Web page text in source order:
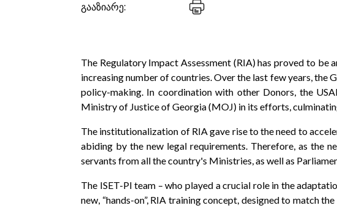
გააზიარე:
The Regulatory Impact Assessment (RIA) has proved to
increasing number of countries. Over the last few years,
policy-making. In coordination with other Donors, the
Ministry of Justice of Georgia (MOJ) in its efforts,
The institutionalization of RIA gave rise to the need to
abiding by the new legal requirements. Therefore, as the
servants from all the country's Ministries, as well as
The ISET-PI team – who played a crucial role in the
new, “hands-on”, RIA training concept, designed to match